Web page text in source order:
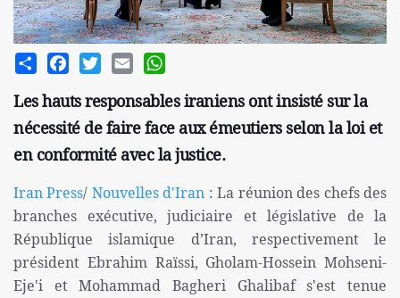
Share FacebookTwitterEmail
Les hauts responsables iraniens ont insisté sur la
nécessité de faire face aux émeutiers selon la loi et
en conformité avec la justice.
Iran Press/ Nouvelles d'Iran : La réunion des chefs des
branches exécutive, judiciaire et législative de la
République islamique d’Iran, respectivement le
président Ebrahim Raïssi, Gholam-Hossein Mohseni-
Eje'i et Mohammad Bagheri Ghalibaf s'est tenue